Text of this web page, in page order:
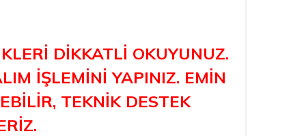
DİKKATLİ OKUYUNUZ.
İŞLEMİNİ YAPINIZ. EMİN
TEKNİK DESTEK